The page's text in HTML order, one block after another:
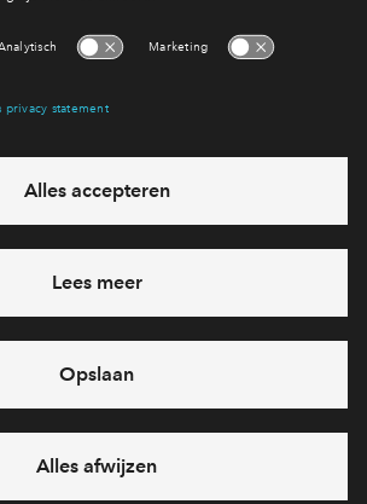
Meld je dan snel aan
eventuele projecten
Ja, ik wil mij aanmelden
wil je direct antwoord? Bel ons op
feestdagen)
via chat en telefoon